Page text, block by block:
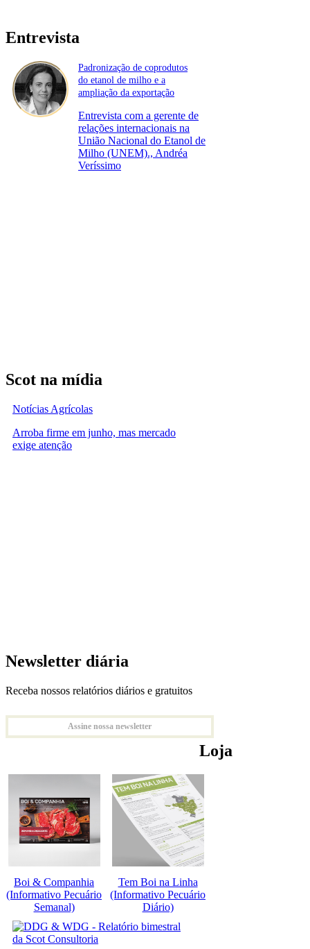
Entrevista
Padronização de coprodutos
do etanol de milho e a
ampliação da exportação
Entrevista com a gerente de
relações internacionais na
União Nacional do Etanol de
Milho (UNEM)., Andréa
Veríssimo
Scot na mídia
Notícias Agrícolas
Arroba firme em junho, mas mercado
exige atenção
Newsletter diária
Receba nossos relatórios diários e gratuitos
Assine nossa newsletter
Loja
Boi & Companhia
(Informativo Pecuário
Semanal)
Tem Boi na Linha
(Informativo Pecuário
Diário)